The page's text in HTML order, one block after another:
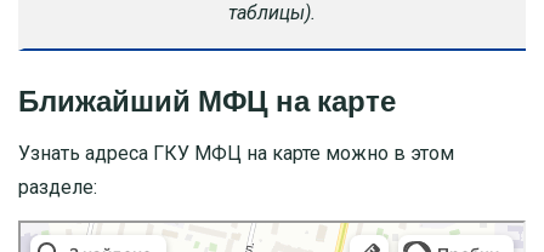
таблицы).
Ближайший МФЦ на карте
Узнать адреса ГКУ МФЦ на карте можно в этом
разделе: